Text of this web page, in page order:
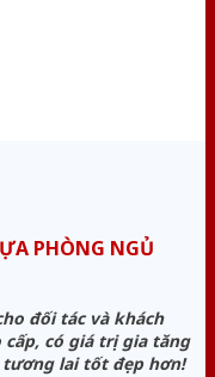
PHÒNG NGỦ
đối tác và khách
cấp, có giá trị gia tăng
lai tốt đẹp hơn!